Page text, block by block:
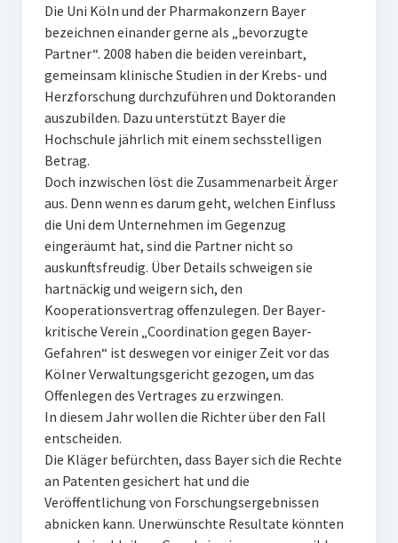
Die Uni Köln und der Pharmakonzern Bayer
bezeichnen einander gerne als „bevorzugte
Partner“. 2008 haben die beiden vereinbart,
gemeinsam klinische Studien in der Krebs- und
Herzforschung durchzuführen und Doktoranden
auszubilden. Dazu unterstützt Bayer die
Hochschule jährlich mit einem sechsstelligen
Betrag.
Doch inzwischen löst die Zusammenarbeit Ärger
aus. Denn wenn es darum geht, welchen Einfluss
die Uni dem Unternehmen im Gegenzug
eingeräumt hat, sind die Partner nicht so
auskunftsfreudig. Über Details schweigen sie
hartnäckig und weigern sich, den
Kooperationsvertrag offenzulegen. Der Bayer-
kritische Verein „Coordination gegen Bayer-
Gefahren“ ist deswegen vor einiger Zeit vor das
Kölner Verwaltungsgericht gezogen, um das
Offenlegen des Vertrages zu erzwingen.
In diesem Jahr wollen die Richter über den Fall
entscheiden.
Die Kläger befürchten, dass Bayer sich die Rechte
an Patenten gesichert hat und die
Veröffentlichung von Forschungsergebnissen
abnicken kann. Unerwünschte Resultate könnten